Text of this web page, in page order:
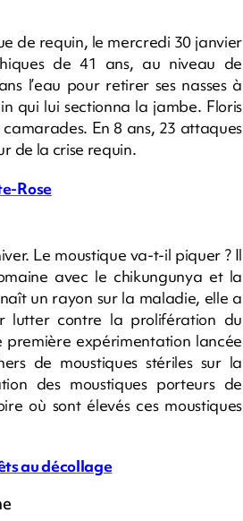
de requin, le mercredi 30 janvier
de 41 ans, au niveau de
l’eau pour retirer ses nasses à
qui lui sectionna la jambe. Floris
camarades. En 8 ans, 23 attaques
de la crise requin.
Rose
Le moustique va-t-il piquer ? Il
avec le chikungunya et la
un rayon sur la maladie, elle a
lutter contre la prolifération du
première expérimentation lancée
de moustiques stériles sur la
des moustiques porteurs de
où sont élevés ces moustiques
au décollage